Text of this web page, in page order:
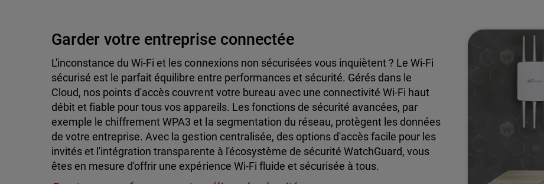
Garder votre entreprise connectée
L'inconstance du Wi-Fi et les connexions non sécurisées vous inquiètent ? Le Wi-Fi
sécurisé est le parfait équilibre entre performances et sécurité. Gérés dans le
Cloud, nos points d'accès couvrent votre bureau avec une connectivité Wi-Fi haut
débit et fiable pour tous vos appareils. Les fonctions de sécurité avancées, par
exemple le chiffrement WPA3 et la segmentation du réseau, protègent les données
de votre entreprise. Avec la gestion centralisée, des options d'accès facile pour les
invités et l'intégration transparente à l'écosystème de sécurité WatchGuard, vous
êtes en mesure d'offrir une expérience Wi-Fi fluide et sécurisée à tous.